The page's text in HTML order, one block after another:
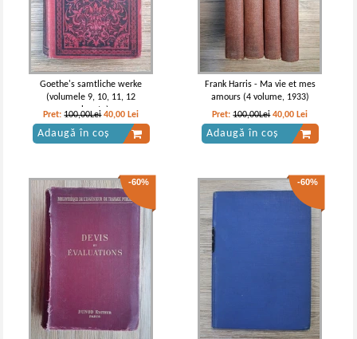
Goethe's samtliche werke
(volumele 9, 10, 11, 12
colegate)
Pret:100,00Lei 40,00 Lei
Adaugă în coș
Frank Harris - Ma vie et mes
amours (4 volume, 1933)
Pret:100,00Lei 40,00 Lei
Adaugă în coș
-60% -60%